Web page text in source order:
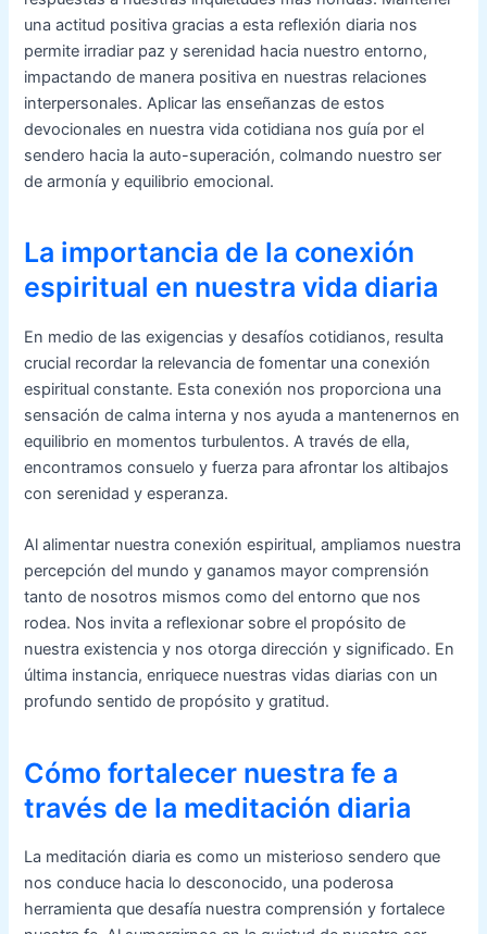
una actitud positiva gracias a esta reflexión diaria nos
permite irradiar paz y serenidad hacia nuestro entorno,
impactando de manera positiva en nuestras relaciones
interpersonales. Aplicar las enseñanzas de estos
devocionales en nuestra vida cotidiana nos guía por el
sendero hacia la auto-superación, colmando nuestro ser
de armonía y equilibrio emocional.
La importancia de la conexión
espiritual en nuestra vida diaria
En medio de las exigencias y desafíos cotidianos, resulta
crucial recordar la relevancia de fomentar una conexión
espiritual constante. Esta conexión nos proporciona una
sensación de calma interna y nos ayuda a mantenernos en
equilibrio en momentos turbulentos. A través de ella,
encontramos consuelo y fuerza para afrontar los altibajos
con serenidad y esperanza.
Al alimentar nuestra conexión espiritual, ampliamos nuestra
percepción del mundo y ganamos mayor comprensión
tanto de nosotros mismos como del entorno que nos
rodea. Nos invita a reflexionar sobre el propósito de
nuestra existencia y nos otorga dirección y significado. En
última instancia, enriquece nuestras vidas diarias con un
profundo sentido de propósito y gratitud.
Cómo fortalecer nuestra fe a
través de la meditación diaria
La meditación diaria es como un misterioso sendero que
nos conduce hacia lo desconocido, una poderosa
herramienta que desafía nuestra comprensión y fortalece